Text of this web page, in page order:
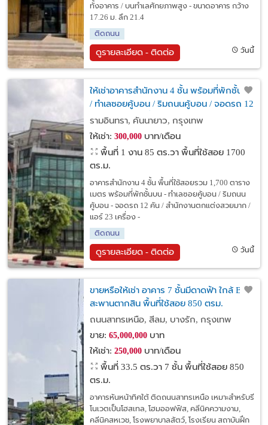
ทั้งอาคาร / บนทำเลศักยภาพสูง - ขนาดอาคาร กว้าง
17.26 ม. ลึก 21.4
ติดถนน
ดูรายละเอียด - ติดต่อ วันนี้
ให้เช่าอาคารสำนักงาน 4 ชั้น พร้อมที่พักชั้นบน
/ ทำเลซอยคู้บอน / ริมถนนคู้บอน / จอดรถ 12
คัน / แอร์ 23 เครื่อง / เหมาะหลากหลายธุรกิจ
รามอินทรา, คันนายาว, กรุงเทพ
ให้เช่า: 300,000บาท/เดือน
พื้นที่ 1 งาน 85 ตร.วา พื้นที่ใช้สอย 1700
ตร.ม.
อาคารสำนักงาน 4 ชั้น พื้นที่ใช้สอยรวม 1,700 ตาราง
เมตร พร้อมที่พักชั้นบน - ทำเลซอยคู้บอน / ริมถนน
คู้บอน - จอดรถ 12 คัน / สำนักงานตกแต่งสวยมาก /
แอร์ 23 เครื่อง -
ติดถนน
ดูรายละเอียด - ติดต่อ วันนี้
ขายหรือให้เช่า อาคาร 7 ชั้นมีดาดฟ้า ใกล้ BTS
สะพานตากสิน พื้นที่ใช้สอย 850 ตรม.
ถนนสาทรเหนือ, สีลม, บางรัก, กรุงเทพ
ขาย: 65,000,000บาท
ให้เช่า: 250,000บาท/เดือน
พื้นที่ 33.5 ตร.วา 7 ชั้น พื้นที่ใช้สอย 850
ตร.ม.
อาคารหันหน้าทิศใต้ ติดถนนสาทรเหนือ เหมาะสำหรับรี
โนเวตเป็นโฮสเทล, โฮมออฟฟิส, คลีนิคความงาม,
คลีนิคสหเวช, โรงพยาบาลสัตว์, โรงเรียน สถาบันฝึก